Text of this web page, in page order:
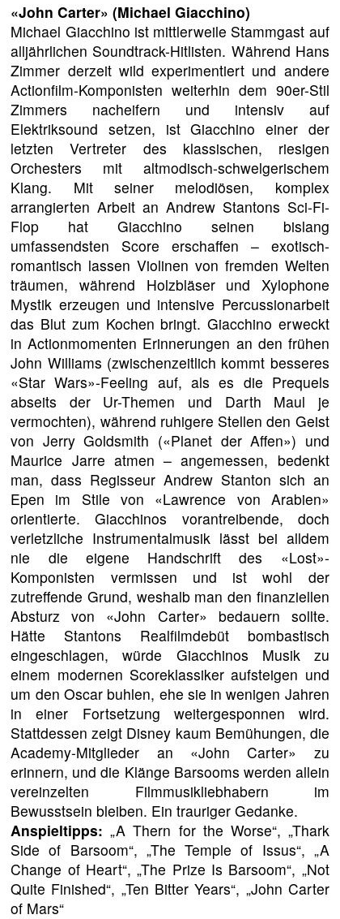
«John Carter» (Michael Giacchino)
Michael Giacchino ist mittlerweile Stammgast auf
alljährlichen Soundtrack-Hitlisten. Während Hans
Zimmer derzeit wild experimentiert und andere
Actionfilm-Komponisten weiterhin dem 90er-Stil
Zimmers nacheifern und intensiv auf
Elektriksound setzen, ist Giacchino einer der
letzten Vertreter des klassischen, riesigen
Orchesters mit altmodisch-schwelgerischem
Klang. Mit seiner melodiösen, komplex
arrangierten Arbeit an Andrew Stantons Sci-Fi-
Flop hat Giacchino seinen bislang
umfassendsten Score erschaffen – exotisch-
romantisch lassen Violinen von fremden Welten
träumen, während Holzbläser und Xylophone
Mystik erzeugen und intensive Percussionarbeit
das Blut zum Kochen bringt. Giacchino erweckt
in Actionmomenten Erinnerungen an den frühen
John Williams (zwischenzeitlich kommt besseres
«Star Wars»-Feeling auf, als es die Prequels
abseits der Ur-Themen und Darth Maul je
vermochten), während ruhigere Stellen den Geist
von Jerry Goldsmith («Planet der Affen») und
Maurice Jarre atmen – angemessen, bedenkt
man, dass Regisseur Andrew Stanton sich an
Epen im Stile von «Lawrence von Arabien»
orientierte. Giacchinos vorantreibende, doch
verletzliche Instrumentalmusik lässt bei alldem
nie die eigene Handschrift des «Lost»-
Komponisten vermissen und ist wohl der
zutreffende Grund, weshalb man den finanziellen
Absturz von «John Carter» bedauern sollte.
Hätte Stantons Realfilmdebüt bombastisch
eingeschlagen, würde Giacchinos Musik zu
einem modernen Scoreklassiker aufsteigen und
um den Oscar buhlen, ehe sie in wenigen Jahren
in einer Fortsetzung weitergesponnen wird.
Stattdessen zeigt Disney kaum Bemühungen, die
Academy-Mitglieder an «John Carter» zu
erinnern, und die Klänge Barsooms werden allein
vereinzelten Filmmusikliebhabern im
Bewusstsein bleiben. Ein trauriger Gedanke.
Anspieltipps: „A Thern for the Worse“, „Thark
Side of Barsoom“, „The Temple of Issus“, „A
Change of Heart“, „The Prize Is Barsoom“, „Not
Quite Finished“, „Ten Bitter Years“, „John Carter
of Mars“